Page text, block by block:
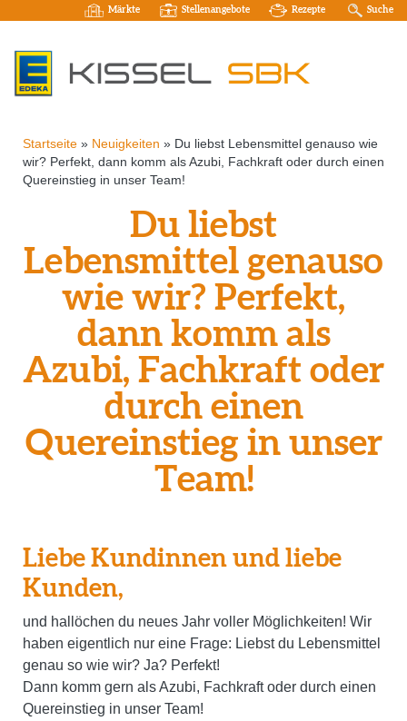
Märkte Stellenangebote Rezepte Suche
Startseite » Neuigkeiten » Du liebst Lebensmittel genauso wie
wir? Perfekt, dann komm als Azubi, Fachkraft oder durch einen
Quereinstieg in unser Team!
Du liebst
Lebensmittel genauso
wie wir? Perfekt,
dann komm als
Azubi, Fachkraft oder
durch einen
Quereinstieg in unser
Team!
Liebe Kundinnen und liebe
Kunden,
und hallöchen du neues Jahr voller Möglichkeiten! Wir
haben eigentlich nur eine Frage: Liebst du Lebensmittel
genau so wie wir? Ja? Perfekt!
Dann komm gern als Azubi, Fachkraft oder durch einen
Quereinstieg in unser Team!